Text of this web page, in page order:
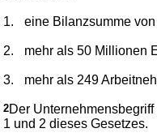
1. eine Bilanzsumme
2. mehr als 50 Millionen
3. mehr als 249
2Der
1 und 2 dieses Gesetzes.